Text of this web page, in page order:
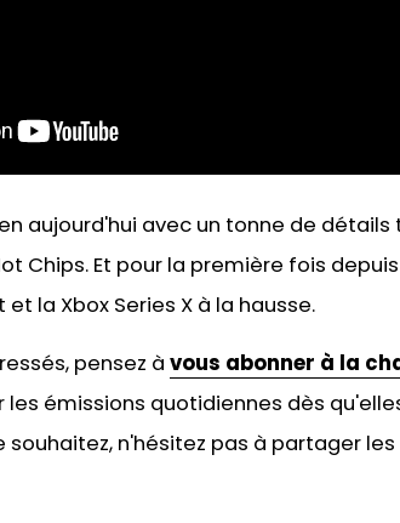
aujourd'hui avec un tonne de détails
Chips. Et pour la première fois
la Xbox Series X à la hausse.
pensez à vous abonner à la
émissions quotidiennes dès
souhaitez, n'hésitez pas à partager les